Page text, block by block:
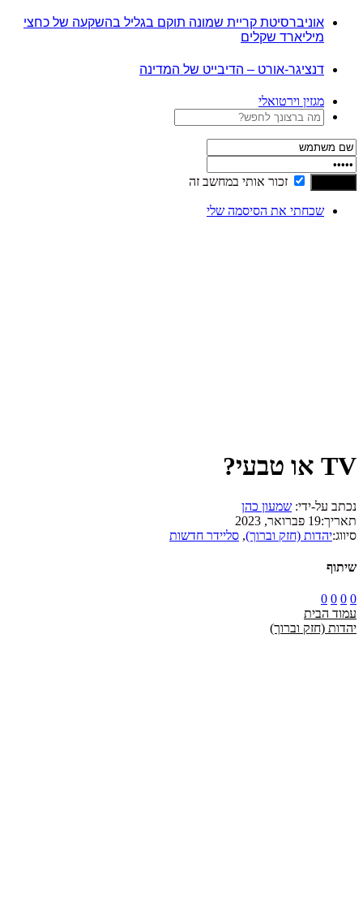
אוניברסיטת קריית שמונה תוקם בגליל בהשקעה של כחצי
מיליארד שקלים
דנציגר-אורט – הדיבייט של המדינה
מגזין וירטואלי
זכור אותי במחשב זה
שכחתי את הסיסמה שלי
TV או טבעי?
נכתב על-ידי: שמעון כהן
תאריך:19 פברואר, 2023
סיווג:יהדות (חזק וברוך), סליידר חדשות
שיתוף
0
0
0
0
עמוד הבית
יהדות (חזק וברוך)